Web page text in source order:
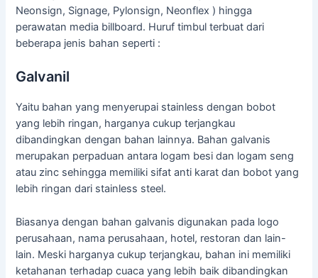
Neonsign, Signage, Pylonsign, Neonflex ) hingga
perawatan media billboard. Huruf timbul terbuat dari
beberapa jenis bahan seperti :
Galvanil
Yaitu bahan yang menyerupai stainless dengan bobot
yang lebih ringan, harganya cukup terjangkau
dibandingkan dengan bahan lainnya. Bahan galvanis
merupakan perpaduan antara logam besi dan logam seng
atau zinc sehingga memiliki sifat anti karat dan bobot yang
lebih ringan dari stainless steel.
Biasanya dengan bahan galvanis digunakan pada logo
perusahaan, nama perusahaan, hotel, restoran dan lain-
lain. Meski harganya cukup terjangkau, bahan ini memiliki
ketahanan terhadap cuaca yang lebih baik dibandingkan